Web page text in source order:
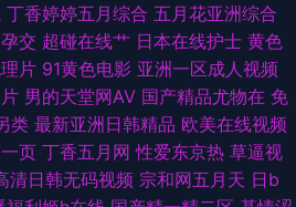
91看片 91成人视频 国产嫩操99 五月花天堂
成人免费三级网址 豆花黑料看片跳转 香蕉网
久久 天天干天天在 97手机电影院 丝袜足交
乐在线导航 九一操人 91白虎 极品av在线 中
丁香婷婷五月综合 五月花亚洲综合
交 超碰在线艹 日本在线护士 黄色
片 91黄色电影 亚洲一区成人视频
男的天堂网AV 国产精品尤物在 免
类 最新亚洲日韩精品 欧美在线视频
页 丁香五月网 性爱东京热 草逼视
清日韩无码视频 宗和网五月天 日b